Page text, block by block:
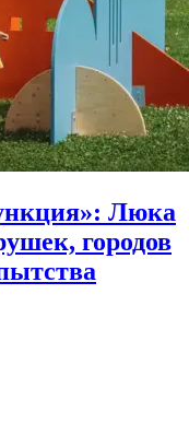
Люка
городов